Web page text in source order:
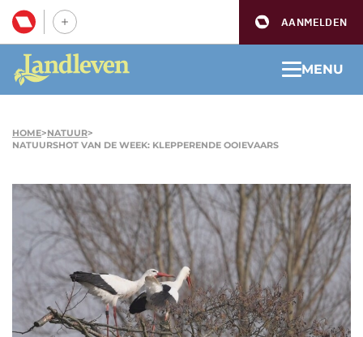
AANMELDEN
MENU
HOME>NATUUR>
NATUURSHOT VAN DE WEEK: KLEPPERENDE OOIEVAARS